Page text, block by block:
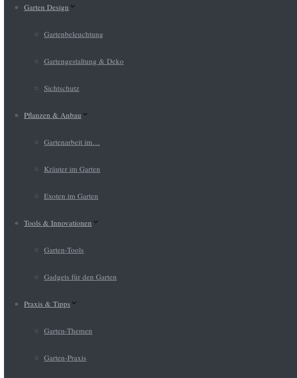
Garten Design
Gartenbeleuchtung
Gartengestaltung & Deko
Sichtschutz
Pflanzen & Anbau
Gartenarbeit im…
Kräuter im Garten
Exoten im Garten
Tools & Innovationen
Garten-Tools
Gadgets für den Garten
Praxis & Tipps
Garten-Themen
Garten-Praxis